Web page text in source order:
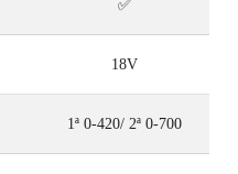
✅
18V
1ª 0-420/ 2ª 0-700